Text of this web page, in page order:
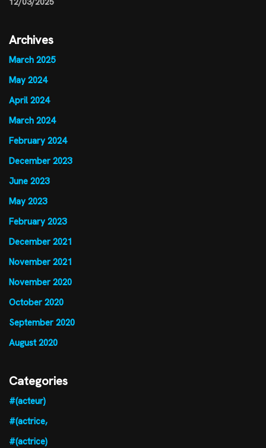
Archives
March 2025
May 2024
April 2024
March 2024
February 2024
December 2023
June 2023
May 2023
February 2023
December 2021
November 2021
November 2020
October 2020
September 2020
August 2020
Categories
#(acteur)
#(actrice,
#(actrice)